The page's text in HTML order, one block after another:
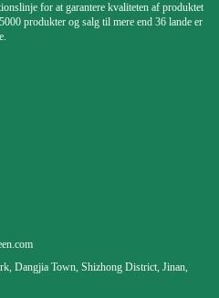
for at garantere kvaliteten af ​​produktet
produkter og salg til mere end 36 lande er
Dangjia Town, Shizhong District, Jinan,